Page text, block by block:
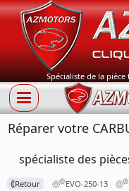
Spécialiste de la
Réparer votre
spécialiste des
⟪Retour EVO-250-13